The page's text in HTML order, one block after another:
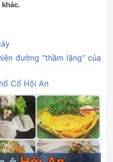
khác.
đường “thầm lặng” của
Cổ Hội An